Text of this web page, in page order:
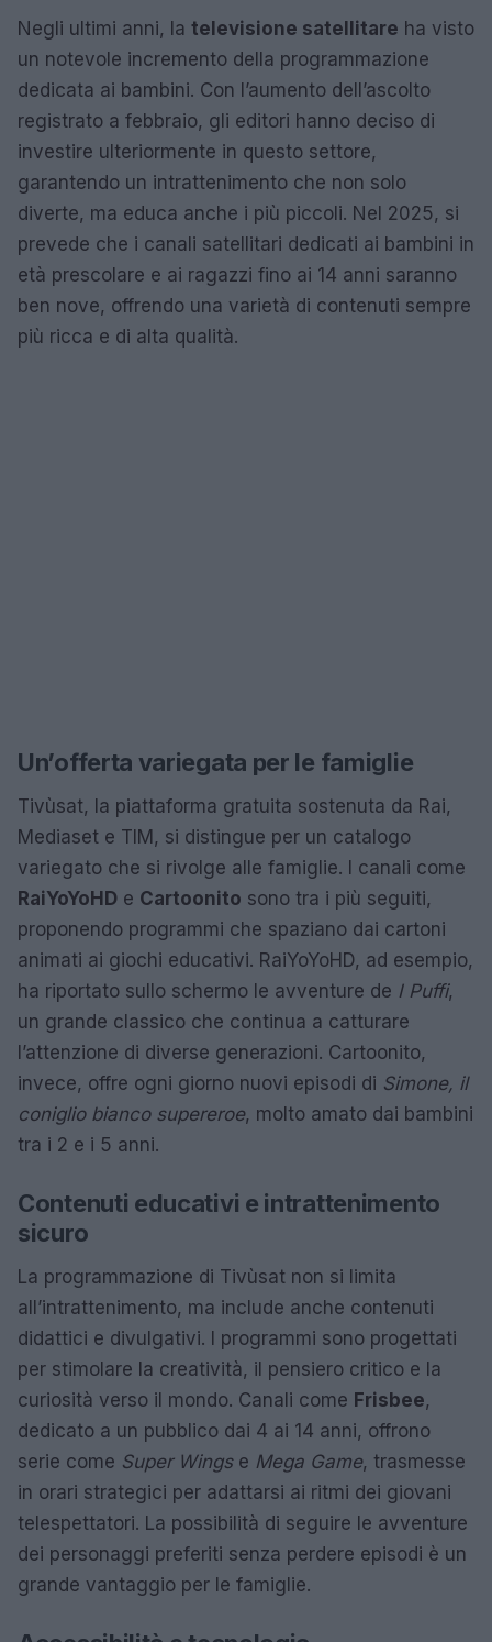
Negli ultimi anni, la televisione satellitare ha visto
un notevole incremento della programmazione
dedicata ai bambini. Con l’aumento dell’ascolto
registrato a febbraio, gli editori hanno deciso di
investire ulteriormente in questo settore,
garantendo un intrattenimento che non solo
diverte, ma educa anche i più piccoli. Nel 2025, si
prevede che i canali satellitari dedicati ai bambini in
età prescolare e ai ragazzi fino ai 14 anni saranno
ben nove, offrendo una varietà di contenuti sempre
più ricca e di alta qualità.
Un’offerta variegata per le famiglie
Tivùsat, la piattaforma gratuita sostenuta da Rai,
Mediaset e TIM, si distingue per un catalogo
variegato che si rivolge alle famiglie. I canali come
RaiYoYoHD e Cartoonito sono tra i più seguiti,
proponendo programmi che spaziano dai cartoni
animati ai giochi educativi. RaiYoYoHD, ad esempio,
ha riportato sullo schermo le avventure de I Puffi,
un grande classico che continua a catturare
l’attenzione di diverse generazioni. Cartoonito,
invece, offre ogni giorno nuovi episodi di Simone, il
coniglio bianco supereroe, molto amato dai bambini
tra i 2 e i 5 anni.
Contenuti educativi e intrattenimento
sicuro
La programmazione di Tivùsat non si limita
all’intrattenimento, ma include anche contenuti
didattici e divulgativi. I programmi sono progettati
per stimolare la creatività, il pensiero critico e la
curiosità verso il mondo. Canali come Frisbee,
dedicato a un pubblico dai 4 ai 14 anni, offrono
serie come Super Wingse Mega Game, trasmesse
in orari strategici per adattarsi ai ritmi dei giovani
telespettatori. La possibilità di seguire le avventure
dei personaggi preferiti senza perdere episodi è un
grande vantaggio per le famiglie.